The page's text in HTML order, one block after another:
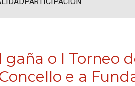
o I Torneo
e a